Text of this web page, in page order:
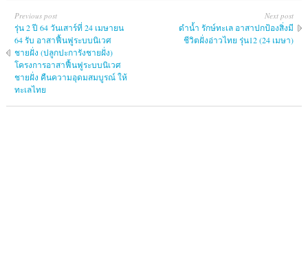
Previous post
รุ่น 2 ปี 64 วันเสาร์ที่ 24 เมษายน
64 รับ อาสาฟื้นฟูระบบนิเวศ
ชายฝั่ง (ปลูกปะการังชายฝั่ง)
โครงการอาสาฟื้นฟูระบบนิเวศ
ชายฝั่ง คืนความอุดมสมบูรณ์ ให้
ทะเลไทย
Next post
ดำน้ำ รักษ์ทะเล อาสาปกป้องสิ่งมี
ชีวิตฝั่งอ่าวไทย รุ่น12 (24 เมษา)